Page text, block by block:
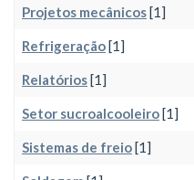
Projetos mecânicos[1]
Refrigeração[1]
Relatórios[1]
Setor sucroalcooleiro[1]
Sistemas de freio[1]